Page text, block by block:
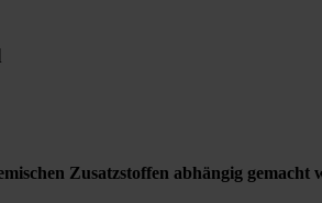
Zusatzstoffen abhängig gemacht